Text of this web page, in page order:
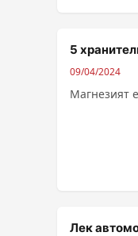
5
09/04/2024
Магнезият
Лек